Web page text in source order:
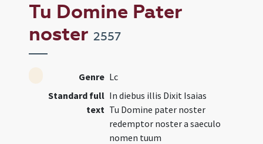
Tu Domine Pater
noster2557
Genre Lc
Standard full
text
In diebus illis Dixit Isaias
Tu Domine pater noster
redemptor noster a saeculo
nomen tuum